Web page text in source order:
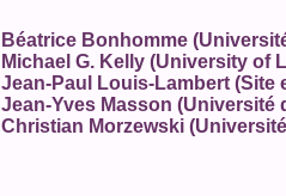
Béatrice Bonhomme (
Michael G. Kelly (University of
Jean-Paul Louis-Lambert (Site
Jean-Yves Masson (Université
Christian Morzewski (